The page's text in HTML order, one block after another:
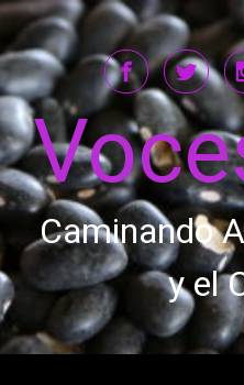
Saltar al contenido principal
Caminando
y el